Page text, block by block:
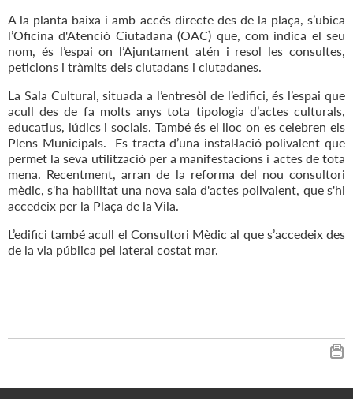
A la planta baixa i amb accés directe des de la plaça, s’ubica
l’Oficina d'Atenció Ciutadana (OAC) que, com indica el seu
nom, és l’espai on l’Ajuntament atén i resol les consultes,
peticions i tràmits dels ciutadans i ciutadanes.
La Sala Cultural, situada a l’entresòl de l’edifici, és l’espai que
acull des de fa molts anys tota tipologia d’actes culturals,
educatius, lúdics i socials. També és el lloc on es celebren els
Plens Municipals. Es tracta d’una instal·lació polivalent que
permet la seva utilització per a manifestacions i actes de tota
mena. Recentment, arran de la reforma del nou consultori
mèdic, s'ha habilitat una nova sala d'actes polivalent, que s'hi
accedeix per la Plaça de la Vila.
L’edifici també acull el Consultori Mèdic al que s’accedeix des
de la via pública pel lateral costat mar.